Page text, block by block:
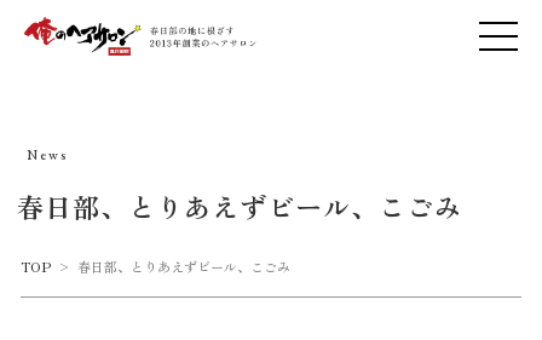
News
春日部、とりあえずビール、こごみ
TOP > 春日部、とりあえずビール、こごみ